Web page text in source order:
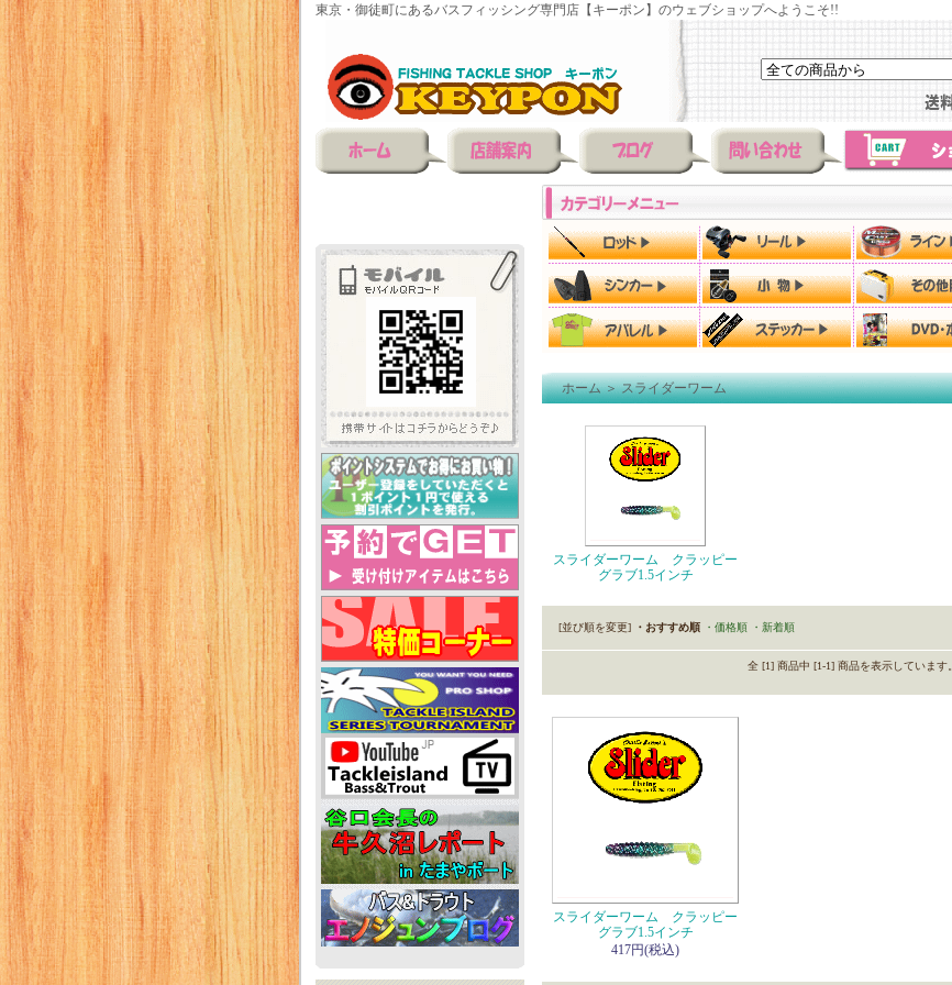
東京・御徒町にあるバスフィッシング専門店【キーポン】のウェブショップへようこそ!!
ホーム＞スライダーワーム
スライダーワーム クラッピー
グラブ1.5インチ
[並び順を変更] ・おすすめ順 ・価格順 ・新着順
全 [1] 商品中 [1-1] 商品を表示しています。
スライダーワーム クラッピー
グラブ1.5インチ
417円(税込)